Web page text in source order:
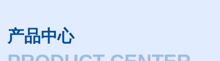
产品中心